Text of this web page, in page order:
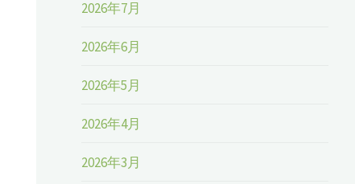
2026年7月
2026年6月
2026年5月
2026年4月
2026年3月